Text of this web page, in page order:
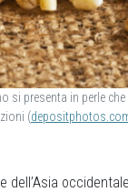
si presenta in perle
(
dell’Asia